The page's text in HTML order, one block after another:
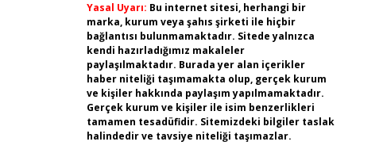
Yasal Uyarı: Bu internet sitesi, herhangi bir
marka, kurum veya şahıs şirketi ile hiçbir
bağlantısı bulunmamaktadır. Sitede yalnızca
kendi hazırladığımız makaleler
paylaşılmaktadır. Burada yer alan içerikler
haber niteliği taşımamakta olup, gerçek kurum
ve kişiler hakkında paylaşım yapılmamaktadır.
Gerçek kurum ve kişiler ile isim benzerlikleri
tamamen tesadüfidir. Sitemizdeki bilgiler taslak
halindedir ve tavsiye niteliği taşımazlar.